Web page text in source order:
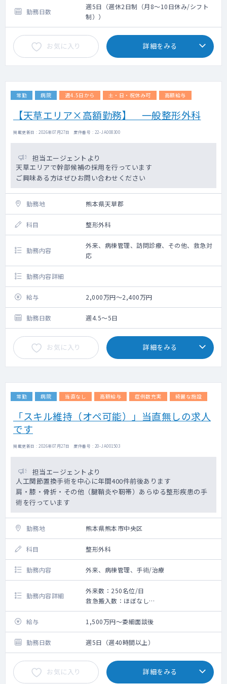
勤務日数
週5日（週休2日制（月8～10日休み/シフト
制））
お気に入り 詳細をみる
常勤 病院 週4.5日から 土・日・祝休み可 高額給与
【天草エリア×高額勤務】 一般整形外科
掲載更新日 : 2026年07月27日 案件番号 : 22-JA008300
担当エージェントより
天草エリアで幹部候補の採用を行っています
ご興味ある方はぜひお問い合わせください
勤務地 熊本県天草郡
科目 整形外科
勤務内容
外来、病棟管理、訪問診療、その他、救急対
応
勤務内容詳細
給与 2,000万円～2,400万円
勤務日数 週4.5～5日
お気に入り 詳細をみる
常勤 病院 当直なし 高額給与 症例数充実 綺麗な施設
「スキル維持（オペ可能）」当直無しの求人
です
掲載更新日 : 2026年07月27日 案件番号 : 20-JA001503
担当エージェントより
人工関節置換手術を中心に年間400件前後あります
肩・膝・骨折・その他（腱鞘炎や靭帯）あらゆる整形疾患の手
術を行っています
勤務地 熊本県熊本市中央区
科目 整形外科
勤務内容 外来、病棟管理、手術/治療
勤務内容詳細
外来数：250名位/日
救急搬入数：ほぼなし
手術数：400件前後（人工関節置換手術が多
いです）
給与 1,500万円～委細面談後
勤務日数 週5日（週40時間以上）
お気に入り 詳細をみる